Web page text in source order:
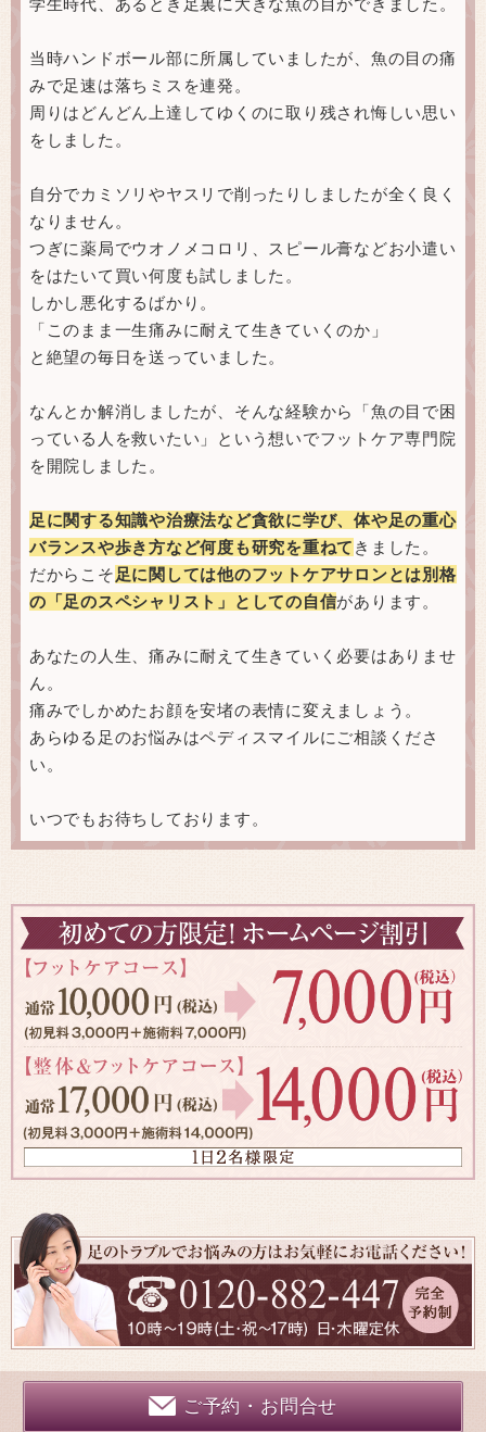
当時ハンドボール部に所属していましたが、魚の目の痛
みで足速は落ちミスを連発。
周りはどんどん上達してゆくのに取り残され悔しい思い
をしました。
自分でカミソリやヤスリで削ったりしましたが全く良く
なりません。
つぎに薬局でウオノメコロリ、スピール膏などお小遣い
をはたいて買い何度も試しました。
しかし悪化するばかり。
「このまま一生痛みに耐えて生きていくのか」
と絶望の毎日を送っていました。
なんとか解消しましたが、そんな経験から「魚の目で困
っている人を救いたい」という想いでフットケア専門院
を開院しました。
足に関する知識や治療法など貪欲に学び、体や足の重心
バランスや歩き方など何度も研究を重ねて きました。
だからこそ 足に関しては他のフットケアサロンとは別格
の「足のスペシャリスト」としての自信があります。
あなたの人生、痛みに耐えて生きていく必要はありませ
ん。
痛みでしかめたお顔を安堵の表情に変えましょう。
あらゆる足のお悩みはペディスマイルにご相談くださ
い。
いつでもお待ちしております。
ご予約・お問合せ